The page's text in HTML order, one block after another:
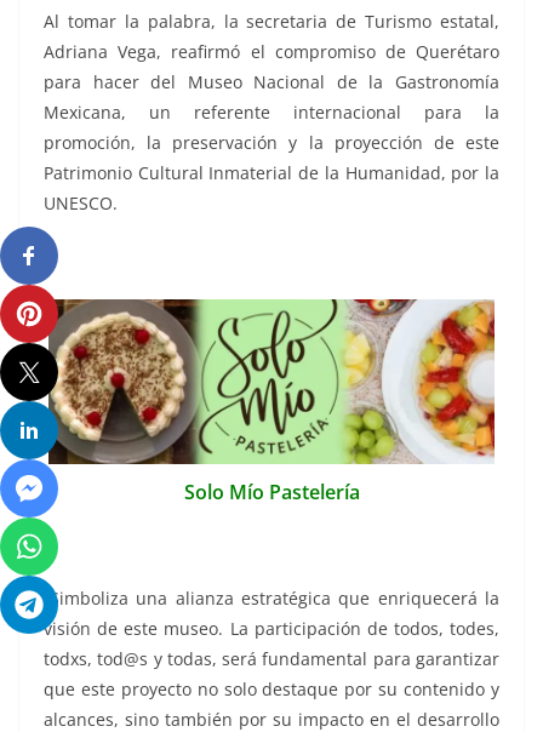
Al tomar la palabra, la secretaria de Turismo estatal,
Adriana Vega, reafirmó el compromiso de Querétaro
para hacer del Museo Nacional de la Gastronomía
Mexicana, un referente internacional para la
promoción, la preservación y la proyección de este
Patrimonio Cultural Inmaterial de la Humanidad, por la
UNESCO.
Solo Mío Pastelería
“Simboliza una alianza estratégica que enriquecerá la
visión de este museo. La participación de todos, todes,
todxs, tod@s y todas, será fundamental para garantizar
que este proyecto no solo destaque por su contenido y
alcances, sino también por su impacto en el desarrollo